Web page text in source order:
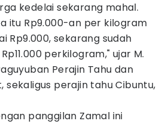
kedelai sekarang mahal.
itu Rp9.000-an per kilogram
Rp9.000, sekarang sudah
perkilogram," ujar M.
Perajin Tahu dan
sekaligus perajin tahu Cibuntu,
panggilan Zamal ini